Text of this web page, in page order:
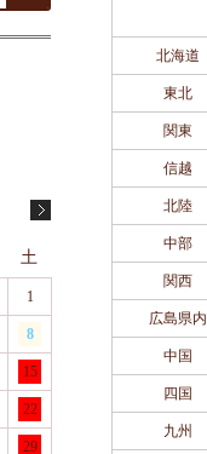
北海道
東北
関東
信越
北陸
中部
関西
広島県内
中国
四国
九州
土
1
8
15
22
29